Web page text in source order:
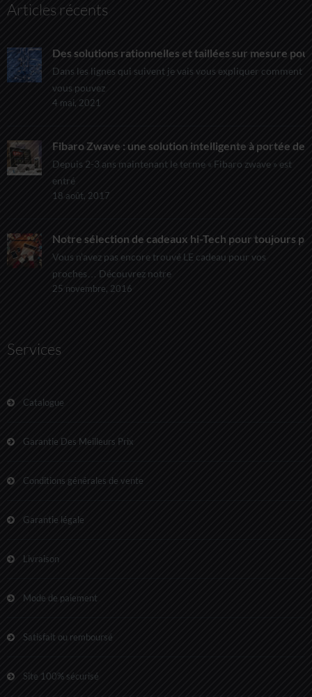
Articles récents
Des solutions rationnelles et taillées sur mesure
Dans les lignes qui suivent je vais vous expliquer comment
vous pouvez
4 mai, 2021
Fibaro Zwave : une solution intelligente à portée de
Depuis 2-3 ans maintenant le terme « Fibaro zwave » est
entré
18 août, 2017
Notre sélection de cadeaux hi-Tech pour toujours
Vous n’avez pas encore trouvé LE cadeau pour vos
proches… Découvrez notre
25 novembre, 2016
Services
Catalogue
Garantie Des Meilleurs Prix
Conditions générales de vente
Garantie légale
Livraison
Mode de paiement
Satisfait ou remboursé
Site 100% sécurisé